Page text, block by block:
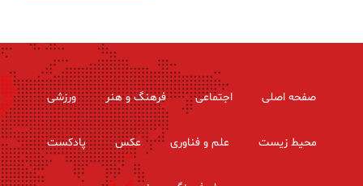
صفحه اصلی اجتماعی فرهنگ و هنر ورزشی
محیط زیست علم و فناوری عکس پادکست